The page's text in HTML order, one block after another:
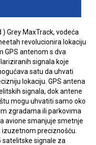
Grey MaxTrack, vodeća
revolucionira lokaciju
GPS antenom s dva
signala koje
satu da uhvati
lokaciju. GPS antena
signala, dok antene
mogu uhvatiti samo oko
zgradama ili parkovima
avione smanjuje smetnje
preciznošću.
signale za